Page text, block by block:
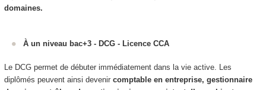
domaines.
À un niveau bac+3 - DCG - Licence CCA
Le DCG permet de débuter immédiatement dans la vie active. Les
diplômés peuvent ainsi devenir comptable en entreprise, gestionnaire